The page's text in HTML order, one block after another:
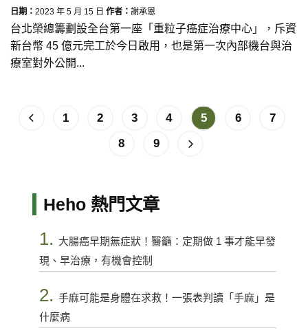
日期： 2023 年 5 月 15 日 作者： 謝承恩
台北榮總籌劃設全台第一座「重粒子癌症治療中心」，斥資
新台幣 45 億元完工於今日啟用，也是第一次內部機台與治
療室對外公開...
1 2 3 4 5 6
7
8
9
Heho 熱門文章
1. 大腸癌早期無症狀！醫籲：定期做 1 事才能早發
現、早治療，有機會控制
2. 手麻可能是身體在求救！一張表判讀「手麻」是
什麼病